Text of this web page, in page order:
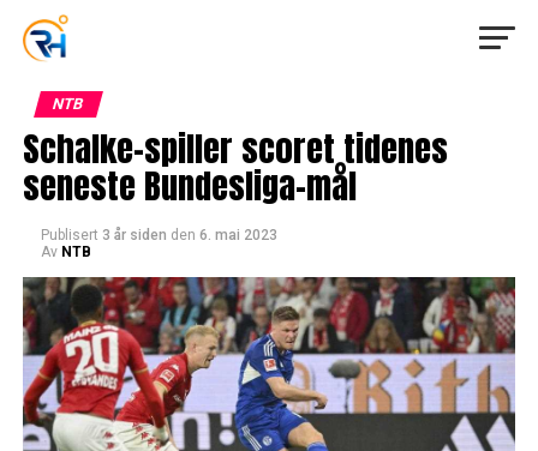
NTB
Schalke-spiller scoret tidenes
seneste Bundesliga-mål
Publisert 3 år siden den 6. mai 2023
Av NTB